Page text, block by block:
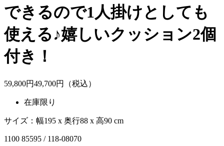
できるので1人掛けとしても
使える♪嬉しいクッション2個
付き！
59,800円49,700円（税込）
在庫限り
サイズ：幅195 x 奥行88 x 高90 cm
1100 85595 / 118-08070